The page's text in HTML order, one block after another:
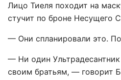
Лицо Тиеля походит на
стучит по броне Несущего
— Они спланировали это.
— Ни один
своим братьям, — говорит